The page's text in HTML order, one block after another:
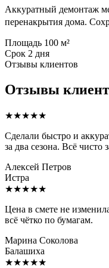
Аккуратный демонтаж
перенакрытия дома.
Площадь 100 м²
Срок 2 дня
Отзывы клиентов
Отзывы
★★★★★
Сделали быстро и
за два сезона. Всё чисто
Алексей Петров
Истра
★★★★★
Цена в смете не
всё чётко по бумагам.
Марина Соколова
Балашиха
★★★★★